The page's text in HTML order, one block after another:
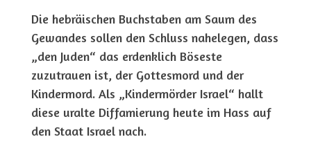
Die hebräischen Buchstaben am Saum des
Gewandes sollen den Schluss nahelegen, dass
„den Juden“ das erdenklich Böseste
zuzutrauen ist, der Gottesmord und der
Kindermord. Als „Kindermörder Israel“ hallt
diese uralte Diffamierung heute im Hass auf
den Staat Israel nach.